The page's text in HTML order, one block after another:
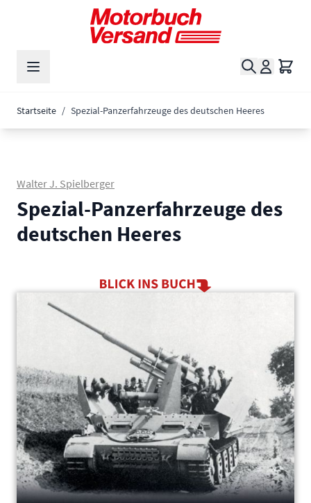
Zum Inhalt springen
Suche
Startseite / Spezial-Panzerfahrzeuge des deutschen Heeres
Walter J. Spielberger
Spezial-Panzerfahrzeuge des
deutschen Heeres
Main image
Click to view image in fullscreen